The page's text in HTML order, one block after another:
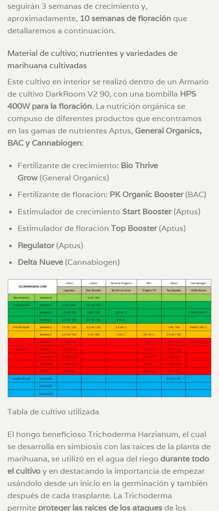
seguirán 3 semanas de crecimiento y,
aproximadamente, 10 semanas de floraciónque
detallaremos a continuación.
Material de cultivo, nutrientes y variedades de
marihuana cultivadas
Este cultivo en interior se realizó dentro de un Armario
de cultivo DarkRoom V2 90, con una bombilla HPS
400W para la floración. La nutrición orgánica se
compuso de diferentes productos que encontramos
en las gamas de nutrientes Aptus, General Organics,
BAC y Cannabiogen:
Fertilizante de crecimiento: Bio Thrive
Grow(General Organics)
Fertilizante de floración: PK Organic Booster(BAC)
Estimulador de crecimiento Start Booster(Aptus)
Estimulador de floración Top Booster(Aptus)
Regulator(Aptus)
Delta Nueve(Cannabiogen)
Tabla de cultivo utilizada
El hongo beneficioso Trichoderma Harzianum, el cual
se desarrolla en simbiosis con las raíces de la planta de
marihuana, se utilizó en el agua del riego durante todo
el cultivoy en destacando la importancia de empezar
usándolo desde un inicio en la germinación y también
después de cada trasplante. La Trichoderma
permite proteger las raíces de los ataquesde los